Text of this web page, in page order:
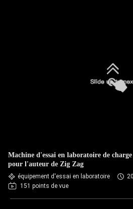
Machine d'essai en laboratoire de
pour l'auteur de Zig Zag
équipement d'essai en laboratoire
151 points de vue